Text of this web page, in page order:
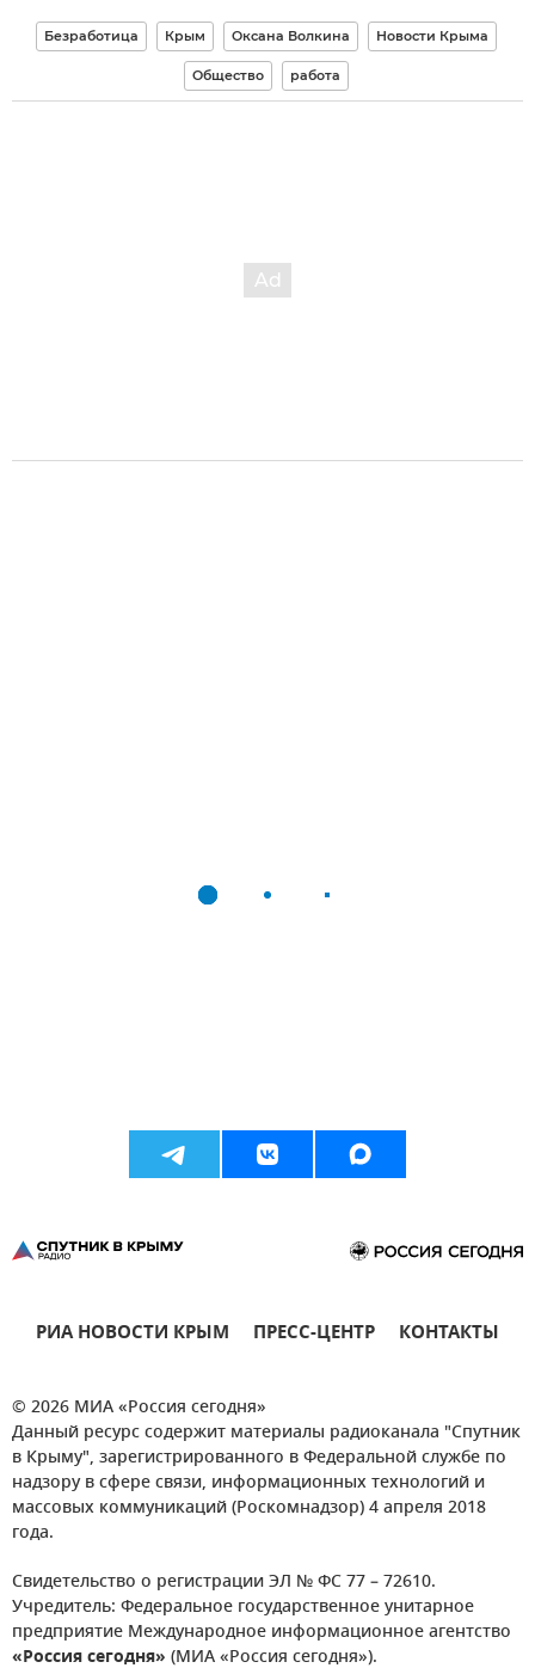
Безработица Крым Оксана Волкина Новости Крыма
Общество работа
РИА НОВОСТИ КРЫМ ПРЕСС-ЦЕНТР КОНТАКТЫ
© 2026 МИА «Россия сегодня»
Данный ресурс содержит материалы радиоканала "Спутник
в Крыму", зарегистрированного в Федеральной службе по
надзору в сфере связи, информационных технологий и
массовых коммуникаций (Роскомнадзор) 4 апреля 2018
года.
Свидетельство о регистрации ЭЛ № ФС 77 – 72610.
Учредитель: Федеральное государственное унитарное
предприятие Международное информационное агентство
«Россия сегодня» (МИА «Россия сегодня»).